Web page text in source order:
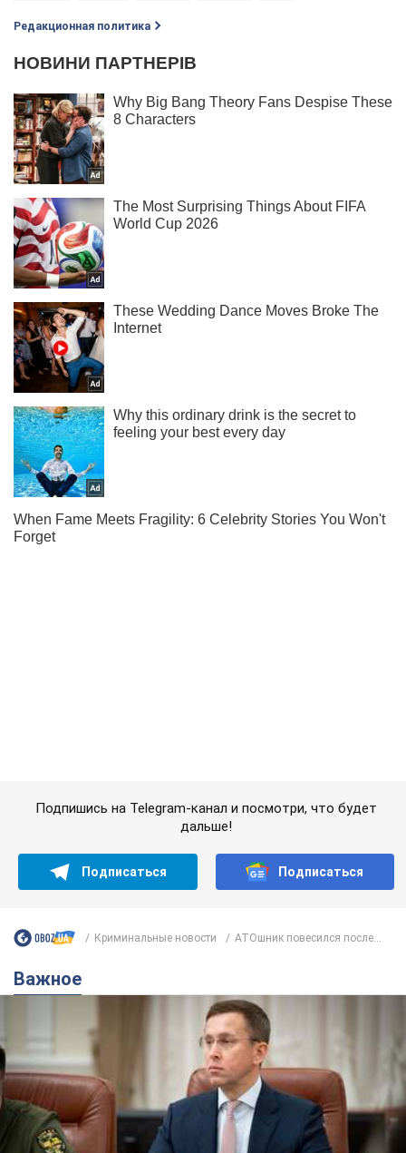
Редакционная политика
С 1 сентября украинским учителям повысят
зарплаты: Корецкий раскрыл подробности
Одновременно с повышением зарплат педагогам
правительство объявило об увеличении студенческих
стипендий
7.08.2026 00:29
Сколько баллистических ракет